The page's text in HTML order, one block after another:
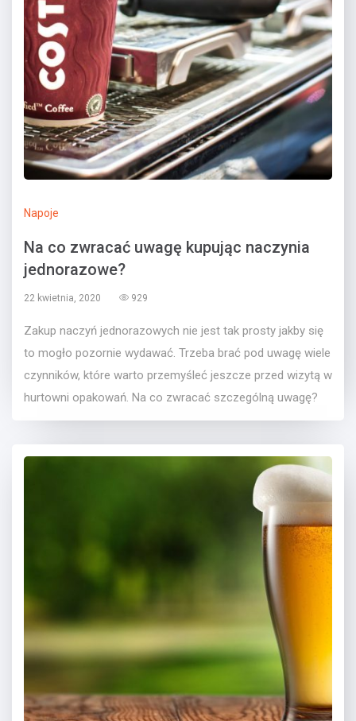
Napoje
Na co zwracać uwagę kupując naczynia
jednorazowe?
22 kwietnia, 2020 929
Zakup naczyń jednorazowych nie jest tak prosty jakby się
to mogło pozornie wydawać. Trzeba brać pod uwagę wiele
czynników, które warto przemyśleć jeszcze przed wizytą w
hurtowni opakowań. Na co zwracać szczególną uwagę?